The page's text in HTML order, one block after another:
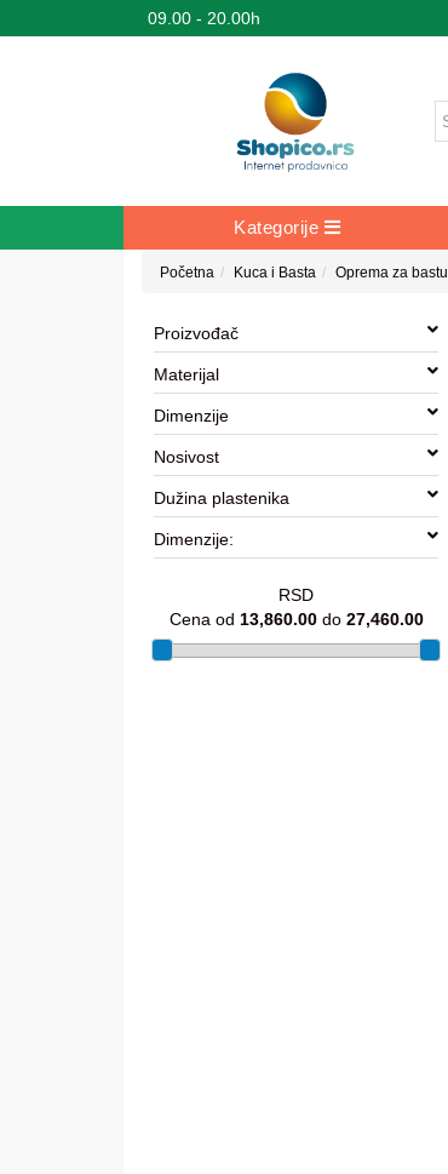
09.00 - 20.00h
Kategorije
Početna Kuca i Basta Oprema za bastu
Proizvođač
Materijal
Dimenzije
Nosivost
Dužina plastenika
Dimenzije:
RSD
Cena od 13,860.00do 27,460.00